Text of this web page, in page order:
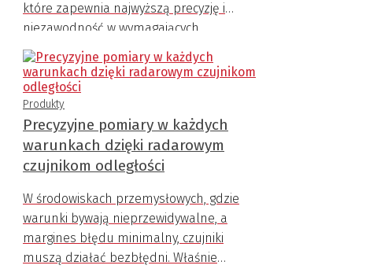
które zapewnia najwyższą precyzję i
niezawodność w wymagających
warunkach przemysłowych.
Produkty
Precyzyjne pomiary w każdych
warunkach dzięki radarowym
czujnikom odległości
W środowiskach przemysłowych, gdzie
warunki bywają nieprzewidywalne, a
margines błędu minimalny, czujniki
muszą działać bezbłędni. Właśnie